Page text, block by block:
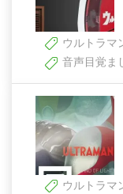
ウルトラマ
音声目覚ま
ウルトラマ